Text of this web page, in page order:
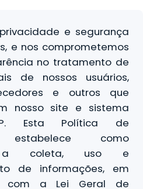
e segurança
e nos comprometemos
no tratamento de
de nossos usuários,
e outros que
nosso site e sistema
Esta Política de
estabelece como
a coleta, uso e
de informações, em
com a Lei Geral de